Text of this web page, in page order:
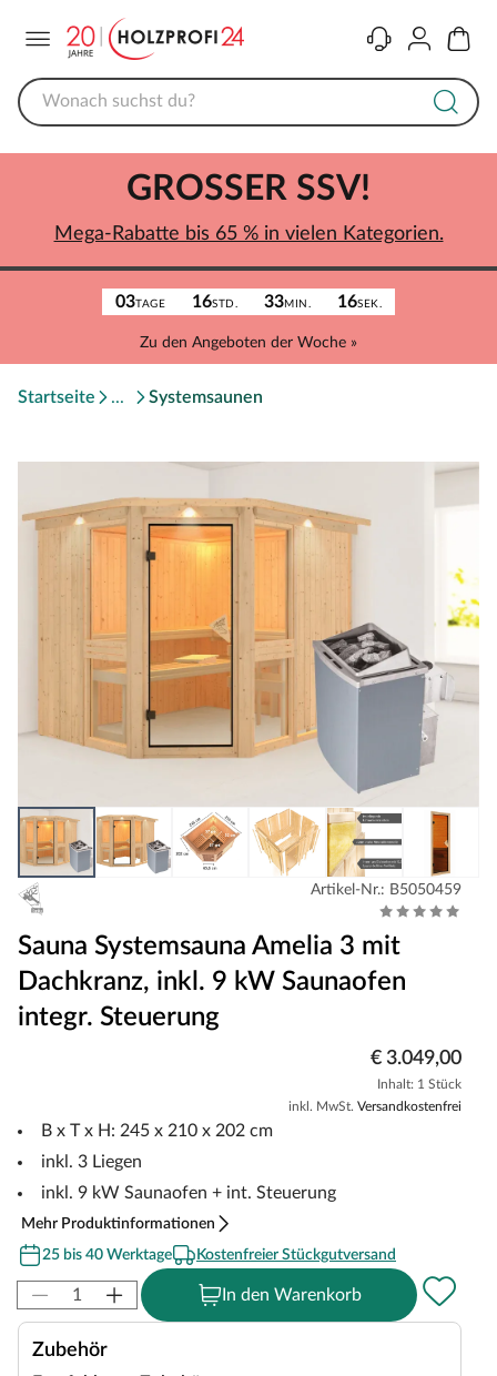
KontaktKonto
03TAGE 16STD. 33MIN. 16SEK.
Zu den Angeboten der Woche »
GROSSER SSV!
Mega-Rabatte bis 65 % in vielen Kategorien.
Startseite Systemsaunen
Artikel-Nr.: B5050459
Sauna Systemsauna Amelia 3 mit
Dachkranz, inkl. 9 kW Saunaofen
integr. Steuerung
€ 3.049,00
Inhalt: 1 Stück
inkl. MwSt. Versandkostenfrei
B x T x H: 245 x 210 x 202 cm
inkl. 3 Liegen
inkl. 9 kW Saunaofen + int. Steuerung
Mehr Produktinformationen
25 bis 40 Werktage
Kostenfreier Stückgutversand
In den Warenkorb
Zubehör